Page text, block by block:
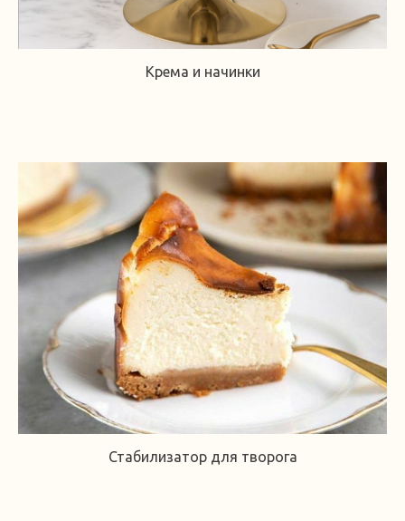
Крема и начинки
Стабилизатор для творога